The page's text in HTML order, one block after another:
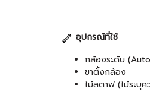
อุปกรณ์ที่ใช้
กล้องระดับ
ขาตั้งกล้อง
ไม้สตาฟ (ไม้ระบุค